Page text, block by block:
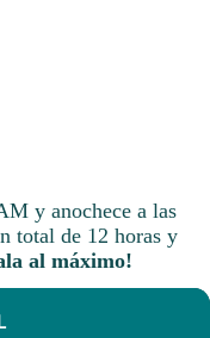
y anochece a las
total de 12 horas y
al máximo!